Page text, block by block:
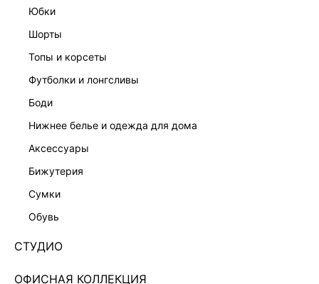
юбки
шорты
топы и корсеты
футболки и лонгсливы
боди
нижнее белье и одежда для дома
аксессуары
бижутерия
сумки
обувь
СТУДИО
ОФИСНАЯ КОЛЛЕКЦИЯ
6357615706-36
1,250 ₽x 4 платежа с Подели